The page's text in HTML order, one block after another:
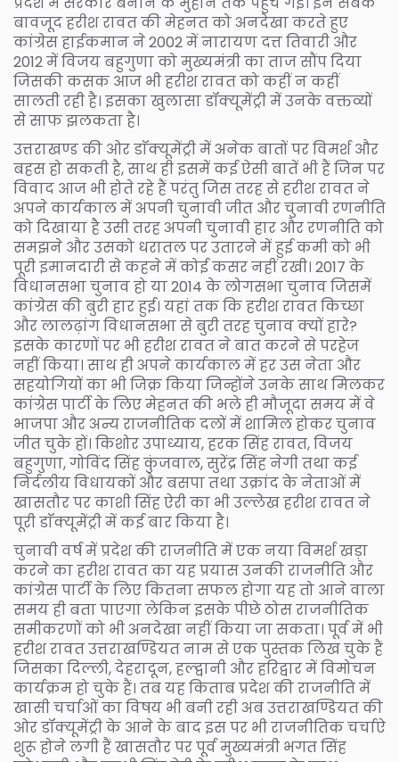
बावजूद हरीश रावत की मेहनत को अनदेखा करते हुए
कांग्रेस हाईकमान ने 2002 में नारायण दत्त तिवारी और
2012 में विजय बहुगुणा को मुख्यमंत्री का ताज सौंप दिया
जिसकी कसक आज भी हरीश रावत को कहीं न कहीं
सालती रही है। इसका खुलासा डॉक्यूमेंट्री में उनके वक्तव्यों
से साफ झलकता है।
उत्तराखण्ड की ओर डाॅक्यूमेंट्री में अनेक बातों पर विमर्श और
बहस हो सकती है, साथ ही इसमें कई ऐसी बातें भी हैं जिन पर
विवाद आज भी होते रहे हैं परंतु जिस तरह से हरीश रावत ने
अपने कार्यकाल में अपनी चुनावी जीत और चुनावी रणनीति
को दिखाया है उसी तरह अपनी चुनावी हार और रणनीति को
समझने और उसको धरातल पर उतारने में हुई कमी को भी
पूरी इमानदारी से कहने में कोई कसर नहीं रखी। 2017 के
विधानसभा चुनाव हो या 2014 के लोगसभा चुनाव जिसमें
कांग्रेस की बुरी हार हुई। यहां तक कि हरीश रावत किच्छा
और लालढ़ांग विधानसभा से बुरी तरह चुनाव क्यों हारे?
इसके कारणों पर भी हरीश रावत ने बात करने से परहेज
नहीं किया। साथ ही अपने कार्यकाल में हर उस नेता और
सहयोगियों का भी जिक्र किया जिन्होंने उनके साथ मिलकर
कांग्रेस पार्टी के लिए मेहनत की भले ही मौजूदा समय में वे
भाजपा और अन्य राजनीतिक दलों में शामिल होकर चुनाव
जीत चुके हों। किशोर उपाध्याय, हरक सिंह रावत, विजय
बहुगुणा, गोविंद सिंह कुंजवाल, सुरेंद्र सिंह नेगी तथा कई
निर्दलीय विधायकों और बसपा तथा उक्रांद के नेताओं में
खासतौर पर काशी सिंह ऐरी का भी उल्लेख हरीश रावत ने
पूरी डाॅक्यूमेंट्री में कई बार किया है।
चुनावी वर्ष में प्रदेश की राजनीति में एक नया विमर्श खड़ा
करने का हरीश रावत का यह प्रयास उनकी राजनीति और
कांग्रेस पार्टी के लिए कितना सफल होगा यह तो आने वाला
समय ही बता पाएगा लेकिन इसके पीछे ठोस राजनीतिक
समीकरणों को भी अनदेखा नहीं किया जा सकता। पूर्व में भी
हरीश रावत उत्तराखण्डियत नाम से एक पुस्तक लिख चुके हैं
जिसका दिल्ली, देहरादून, हल्द्वानी और हरिद्वार में विमोचन
कार्यक्रम हो चुके हैं। तब यह किताब प्रदेश की राजनीति में
खासी चर्चाओं का विषय भी बनी रही अब उत्तराखण्डियत की
ओर डॉक्यूमेंट्री के आने के बाद इस पर भी राजनीतिक चर्चाऐ
शुरू होने लगी हैं खासतौर पर पूर्व मुख्यमंत्री भगत सिंह